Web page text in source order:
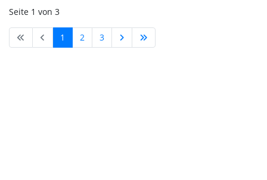
Seite 1 von 3
1 2 3